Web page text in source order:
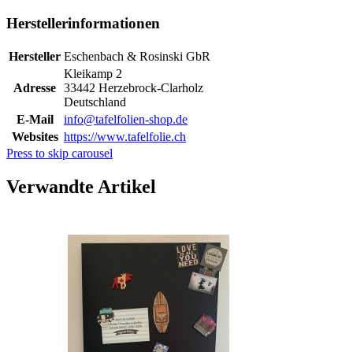
Herstellerinformationen
Hersteller Eschenbach & Rosinski GbR
Adresse
Kleikamp 2
33442 Herzebrock-Clarholz
Deutschland
E-Mail
info@tafelfolien-shop.de
Websites https://www.tafelfolie.ch
Press to skip carousel
Verwandte Artikel